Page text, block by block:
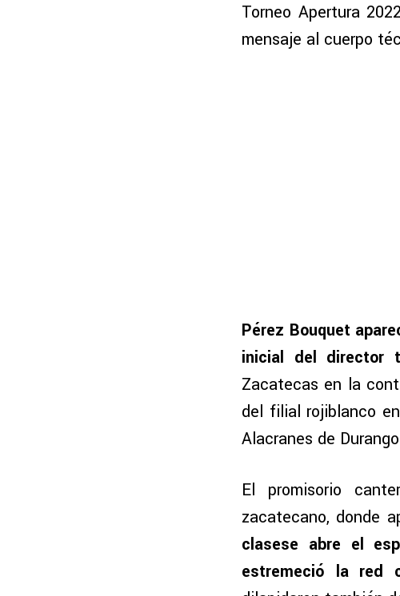
Torneo Apertura
mensaje al cuerpo
Pérez Bouquet
inicial del director
Zacatecas en la
del filial rojiblanco
Alacranes de
El promisorio
zacatecano, donde
clasese abre el
estremeció la red